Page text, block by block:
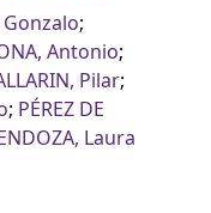
Gonzalo;
Antonio;
Pilar;
; PÉREZ DE
Laura